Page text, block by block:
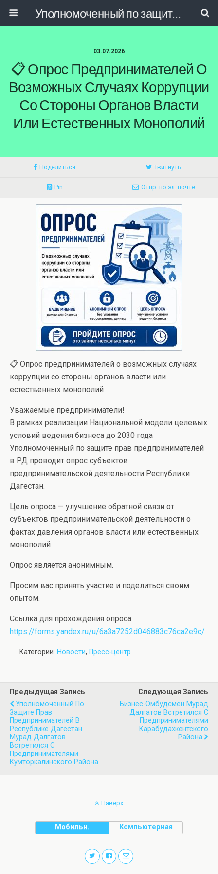
Уполномоченный по защите прав предпринимателей в РД
03.07.2026
📋 Опрос Предпринимателей О
Возможных Случаях Коррупции
Со Стороны Органов Власти
Или Естественных Монополий
Поделиться Твитнуть
Pin Отпр. по эл. почте
📋 Опрос предпринимателей о возможных случаях
коррупции со стороны органов власти или
естественных монополий
Уважаемые предприниматели!
В рамках реализации Национальной модели целевых
условий ведения бизнеса до 2030 года
Уполномоченный по защите прав предпринимателей
в РД проводит опрос субъектов
предпринимательской деятельности Республики
Дагестан.
Цель опроса — улучшение обратной связи от
субъектов предпринимательской деятельности о
фактах давления органов власти или естественных
монополий
Опрос является анонимным.
Просим вас принять участие и поделиться своим
опытом.
Ссылка для прохождения опроса:
https://forms.yandex.ru/u/6a3a7252d046883c76ca2e9c/
Категории: Новости, Пресс-центр
Предыдущая Запись
Уполномоченный По
Защите Прав
Предпринимателей В
Республике Дагестан
Мурад Далгатов
Встретился С
Предпринимателями
Кумторкалинского Района
Следующая Запись
Бизнес-Омбудсмен Мурад
Далгатов Встретился С
Предпринимателями
Карабудахкентского
Района
Наверх
Мобильн. Компьютерная